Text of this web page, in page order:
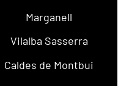
Marganell
Vilalba Sasserra
Caldes de Montbui